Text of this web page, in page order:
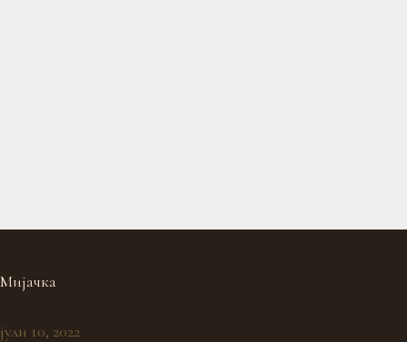
Мијачка
јули 10, 2022